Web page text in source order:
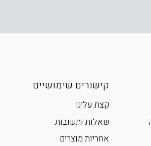
קישורים שימושיים
קצת עלינו
שאלות ותשובות
אחריות מוצרים